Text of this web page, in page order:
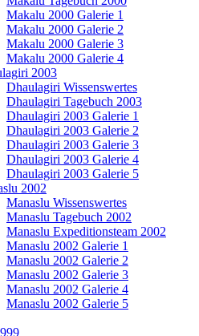
Makalu 2000 Galerie 1
Makalu 2000 Galerie 2
Makalu 2000 Galerie 3
Makalu 2000 Galerie 4
2003
Dhaulagiri Wissenswertes
Dhaulagiri Tagebuch 2003
Dhaulagiri 2003 Galerie 1
Dhaulagiri 2003 Galerie 2
Dhaulagiri 2003 Galerie 3
Dhaulagiri 2003 Galerie 4
Dhaulagiri 2003 Galerie 5
2002
Manaslu Wissenswertes
Manaslu Tagebuch 2002
Manaslu Expeditionsteam 2002
Manaslu 2002 Galerie 1
Manaslu 2002 Galerie 2
Manaslu 2002 Galerie 3
Manaslu 2002 Galerie 4
Manaslu 2002 Galerie 5